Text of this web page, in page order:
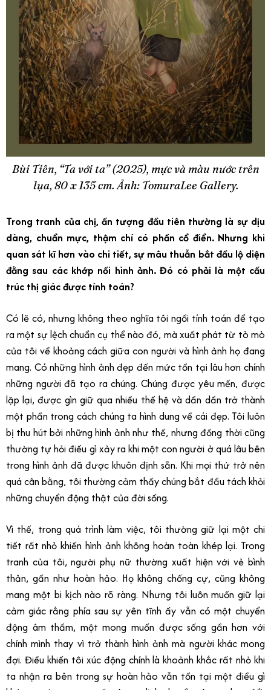
Bùi Tiên, “Ta với ta” (2025), mực và màu nước trên
lụa, 80 x 135 cm. Ảnh: TomuraLee Gallery.
Trong tranh của chị, ấn tượng đầu tiên thường là sự dịu
dàng, chuẩn mực, thậm chí có phần cổ điển. Nhưng khi
quan sát kĩ hơn vào chi tiết, sự mâu thuẫn bắt đầu lộ diện
đằng sau các khớp nối hình ảnh. Đó có phải là một cấu
trúc thị giác được tính toán?
Có lẽ có, nhưng không theo nghĩa tôi ngồi tính toán để tạo
ra một sự lệch chuẩn cụ thể nào đó, mà xuất phát từ tò mò
của tôi về khoảng cách giữa con người và hình ảnh họ đang
mang. Có những hình ảnh đẹp đến mức tồn tại lâu hơn chính
những người đã tạo ra chúng. Chúng được yêu mến, được
lặp lại, được gìn giữ qua nhiều thế hệ và dần dần trở thành
một phần trong cách chúng ta hình dung về cái đẹp. Tôi luôn
bị thu hút bởi những hình ảnh như thế, nhưng đồng thời cũng
thường tự hỏi điều gì xảy ra khi một con người ở quá lâu bên
trong hình ảnh đã được khuôn định sẵn. Khi mọi thứ trở nên
quá cân bằng, tôi thường cảm thấy chúng bắt đầu tách khỏi
những chuyển động thật của đời sống.
Vì thế, trong quá trình làm việc, tôi thường giữ lại một chi
tiết rất nhỏ khiến hình ảnh không hoàn toàn khép lại. Trong
tranh của tôi, người phụ nữ thường xuất hiện với vẻ bình
thản, gần như hoàn hảo. Họ không chống cự, cũng không
mang một bi kịch nào rõ ràng. Nhưng tôi luôn muốn giữ lại
cảm giác rằng phía sau sự yên tĩnh ấy vẫn có một chuyển
động âm thầm, một mong muốn được sống gần hơn với
chính mình thay vì trở thành hình ảnh mà người khác mong
đợi. Điều khiến tôi xúc động chính là khoảnh khắc rất nhỏ khi
ta nhận ra bên trong sự hoàn hảo vẫn tồn tại một điều gì